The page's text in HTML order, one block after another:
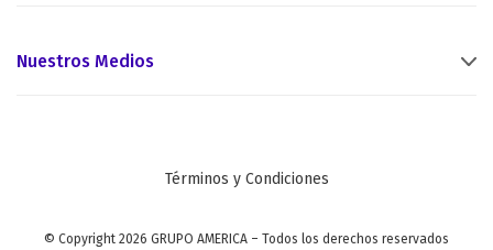
Nuestros Medios
Términos y Condiciones
© Copyright 2026 GRUPO AMERICA – Todos los derechos reservados